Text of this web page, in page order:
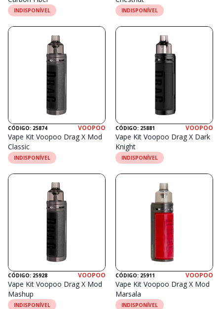
INDISPONÍVEL INDISPONÍVEL
CÓDIGO: 25874 VOOPOO
Vape Kit Voopoo Drag X Mod
Classic
INDISPONÍVEL
CÓDIGO: 25881 VOOPOO
Vape Kit Voopoo Drag X Dark
Knight
INDISPONÍVEL
CÓDIGO: 25928 VOOPOO
Vape Kit Voopoo Drag X Mod
Mashup
INDISPONÍVEL
CÓDIGO: 25911 VOOPOO
Vape Kit Voopoo Drag X Mod
Marsala
INDISPONÍVEL